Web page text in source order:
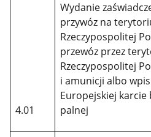
4.01
Wydanie
przywóz na
Rzeczypospolitej
przewóz przez
Rzeczypospolitej
i amunicji albo
Europejskiej karcie
palnej